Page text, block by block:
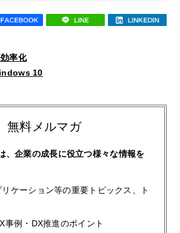
率化
10
無料メルマガ
、企業の成長に役立つ様々な情報を
ケーション等の重要トピックス、ト
事例・DX推進のポイント